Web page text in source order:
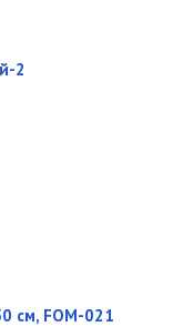
2
см, FOM-021